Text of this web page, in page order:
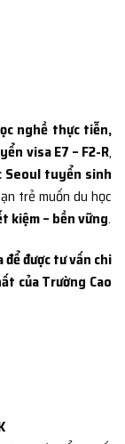
nghề thực tiễn,
visa E7 – F2-R,
Seoul tuyển sinh
trẻ muốn du học
kiệm – bền vững.
được tư vấn chi
của Trường Cao